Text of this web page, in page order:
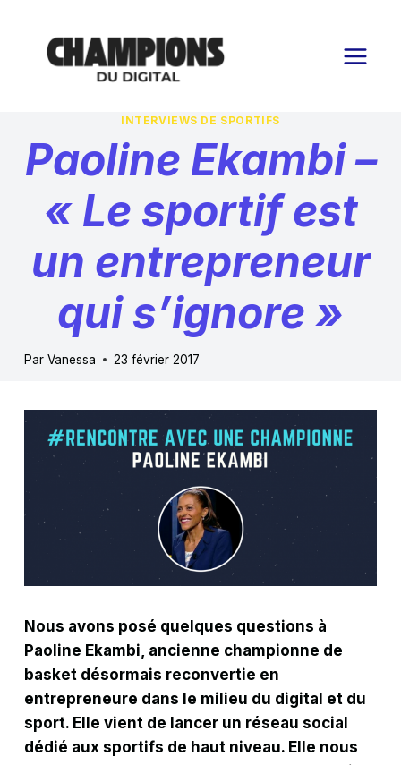
contenu
INTERVIEWS DE SPORTIFS
Paoline Ekambi –
« Le sportif est
un entrepreneur
qui s’ignore »
Par Vanessa 23 février 2017
Nous avons posé quelques questions à
Paoline Ekambi, ancienne championne de
basket désormais reconvertie en
entrepreneure dans le milieu du digital et du
sport. Elle vient de lancer un réseau social
dédié aux sportifs de haut niveau. Elle nous